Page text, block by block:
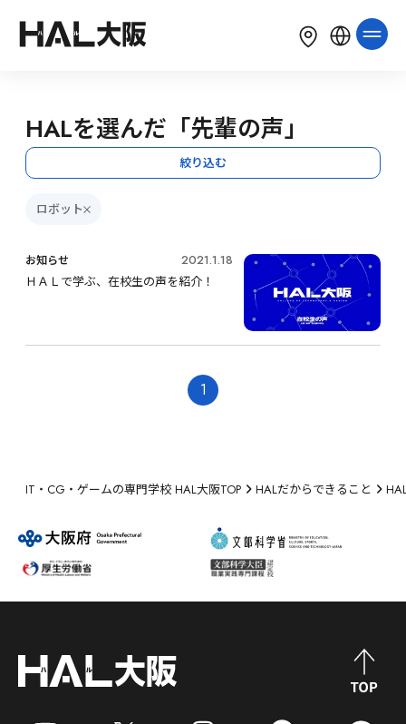
LANGUAGE
한국어 Tiếng Việt Bahasa Indonesia
HALを選んだ「先輩の声」
絞り込む
ロボット
お知らせ
2021.1.18
ＨＡＬで学ぶ、在校生の声を紹介！
1
IT・CG・ゲームの専門学校 HAL大阪TOP HALだからできること